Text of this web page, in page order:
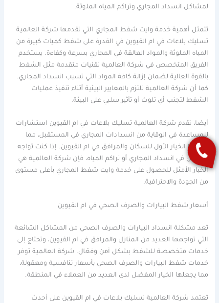
لمشاكل انسداد المجاري وتراكم المياه الملوثة.
تتمثل أهمية خدمة وايت شفط المجاري التي تقدمها شركة العالمية
تسليك بلاعات في ام القيوين في القدرة على شفط كميات كبيرة من
المياه الملوثة والمواد العالقة في المجاري بسرعة وكفاءة. يستخدم
الفريق المتخصص في شركة العالمية تقنيات متقدمة مثل الشفط
بالقوة العالية لضمان إزالة كافة المواد التي تسبب انسداد المجاري.
كما أن شركة العالمية تلتزم بالمعايير البيئية أثناء تنفيذ عمليات
الشفط لتجنب أي تلوث أو تأثير سلبي على البيئة.
أيضا، تقدم شركة العالمية تسليك بلاعات في ام القيوين استشارات
للمساعدة في الوقاية من انسدادات المجاري في المستقبل، مما
يجعلها الخيار الأول للسكان والمرافق في ام القيوين. إذا كنت تواجه
مشاكل في انسداد المجاري أو تراكم المياه، فإن شركة العالمية هي
الخيار الأمثل للحصول على خدمة وايت شفط المجاري بأعلى مستوى
من الجودة والاحترافية.
أسعار شفط البيارات والصرف الصحي في ام القيوين
تعد مشكلة انسداد البيارات والصرف الصحي من المشاكل الشائعة
التي تواجهها العديد من المنازل والمرافق في ام القيوين، وتحتاج إلى
خدمات متخصصة للشفط بشكل آمن وفعّال. شركة العالمية توفر
خدمات شفط البيارات والصرف الصحي بأسعار تنافسية ومعقولة،
مما يجعلها الخيار المفضل لدى العديد من العملاء في المنطقة.
تعتمد شركة العالمية تسليك بلاعات في ام القيوين على أحدث